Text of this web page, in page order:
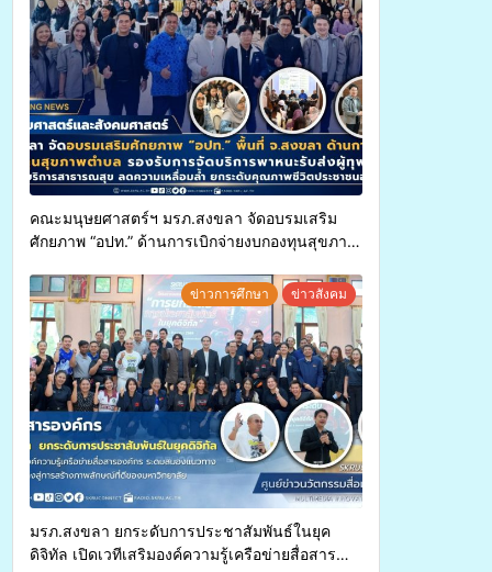
คณะมนุษยศาสตร์ฯ มรภ.สงขลา จัดอบรมเสริม
ศักยภาพ “อปท.” ด้านการเบิกจ่ายงบกองทุนสุขภาพ
ทุพพลภาพเพื่อเข้ารับบริการสาธารณสุข ลดความ
เหลื่อมล้ำ ยกระดับคุณภาพชีวิตประชาชนอย่าง
ยั่งยืน
ข่าวการศึกษา ข่าวสังคม
มรภ.สงขลา ยกระดับการประชาสัมพันธ์ในยุค
ดิจิทัล เปิดเวทีเสริมองค์ความรู้เครือข่ายสื่อสาร